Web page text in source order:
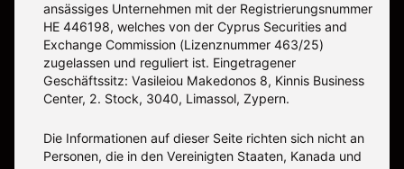
ansässiges Unternehmen mit der Registrierungsnummer
ΗΕ 446198, welches von der Cyprus Securities and
Exchange Commission (Lizenznummer 463/25)
zugelassen und reguliert ist. Eingetragener
Geschäftssitz: Vasileiou Makedonos 8, Kinnis Business
Center, 2. Stock, 3040, Limassol, Zypern.
Die Informationen auf dieser Seite richten sich nicht an
Personen, die in den Vereinigten Staaten, Kanada und